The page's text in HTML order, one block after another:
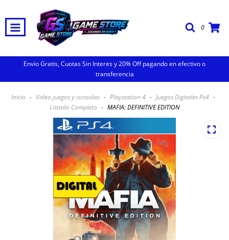
0
Envio Gratis, Cuotas Sin Interes y 20% Off pagando en efectivo o
transferencia
Inicio - Video juegos y consolas - Playstation 4 - Juegos Digitales Ps4 -
Listado Completo - MAFIA: DEFINITIVE EDITION